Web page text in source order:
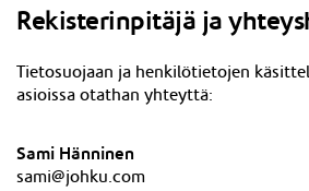
Rekisterinpitäjä ja
Tietosuojaan ja henkilötietojen
asioissa otathan yhteyttä:
Sami Hänninen
sami@johku.com